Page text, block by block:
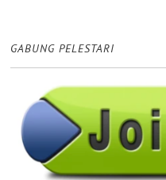
GABUNG PELESTARI